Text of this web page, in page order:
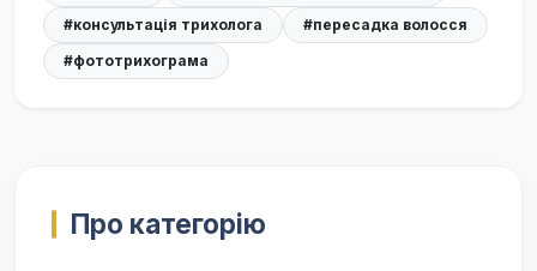
#консультація трихолога
#пересадка волосся
#фототрихограма
Про категорію